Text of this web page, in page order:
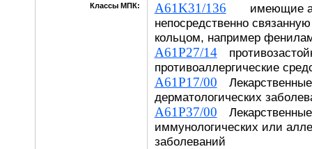
Классы МПК: A61K31/136 имеющие
непосредственно
кольцом, например
A61P27/14
противоаллергические
A61P17/00
дерматологических
A61P37/00
иммунологических или
заболеваний